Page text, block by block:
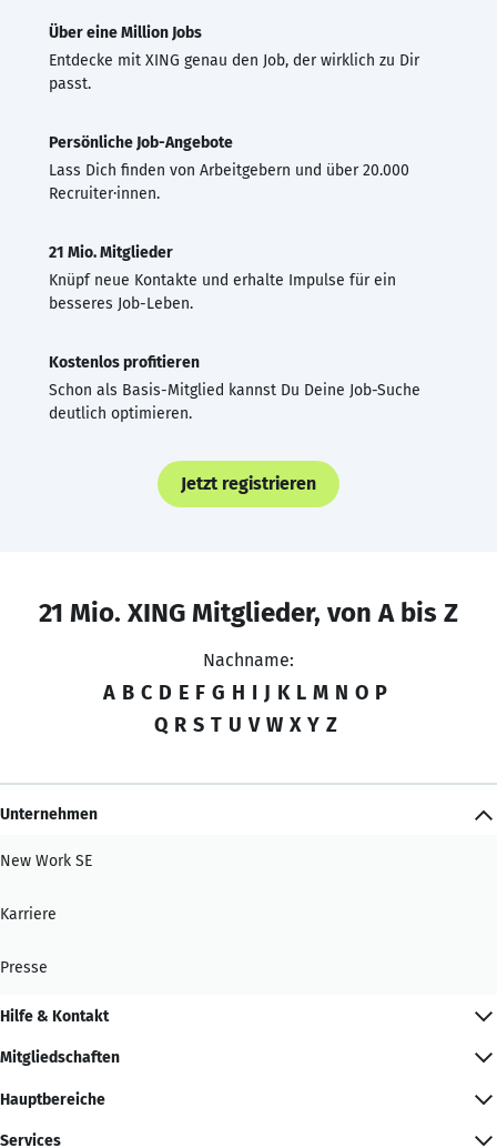
Über eine Million Jobs
Entdecke mit XING genau den Job, der wirklich zu Dir
passt.
Persönliche Job-Angebote
Lass Dich finden von Arbeitgebern und über 20.000
Recruiter·innen.
21 Mio. Mitglieder
Knüpf neue Kontakte und erhalte Impulse für ein
besseres Job-Leben.
Kostenlos profitieren
Schon als Basis-Mitglied kannst Du Deine Job-Suche
deutlich optimieren.
Jetzt registrieren
21 Mio. XING Mitglieder, von A bis Z
Nachname:
A B C D E F G H I J K L M N O P
Q R S T U V W X Y Z
Unternehmen
New Work SE
Karriere
Presse
Hilfe & Kontakt
Mitgliedschaften
Hauptbereiche
Services